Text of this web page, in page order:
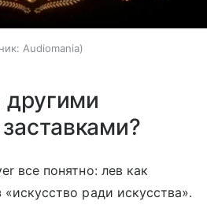
Audiomania
другими
все понятно: лев как
ради искусства».